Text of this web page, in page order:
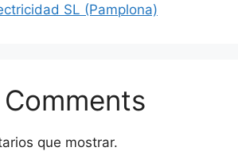
SL (Pamplona)
que mostrar.